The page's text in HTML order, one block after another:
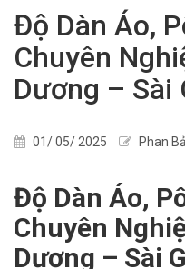
Độ Dàn Áo,
Chuyên
Dương – Sài
01/ 05/ 2025 Phan
Độ Dàn Áo,
Chuyên
Dương – Sài